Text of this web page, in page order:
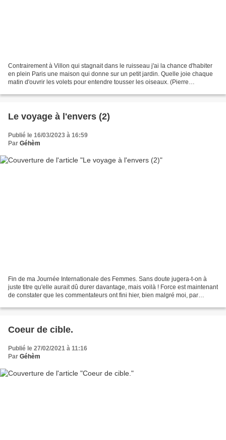
Contrairement à Villon qui stagnait dans le ruisseau j'ai la chance d'habiter
en plein Paris une maison qui donne sur un petit jardin. Quelle joie chaque
matin d'ouvrir les volets pour entendre tousser les oiseaux. (Pierre
Le voyage à l'envers (2)
Publié le 16/03/2023 à 16:59
Par Géhèm
Fin de ma Journée Internationale des Femmes. Sans doute jugera-t-on à
juste titre qu'elle aurait dû durer davantage, mais voilà ! Force est maintenant
de constater que les commentateurs ont fini hier, bien malgré moi, par
Coeur de cible.
Publié le 27/02/2021 à 11:16
Par Géhèm